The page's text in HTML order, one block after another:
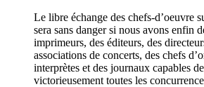
Le libre échange des chefs-d’oeuvre
sera sans danger si nous avons enfin
imprimeurs, des éditeurs, des
associations de concerts, des chefs
interprètes et des journaux capables
victorieusement toutes les